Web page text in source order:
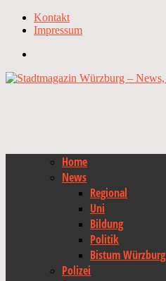
Kontakt
Impressum
Home
News
Regional
Uni
Bildung
Politik
Bistum Würzburg
Polizei